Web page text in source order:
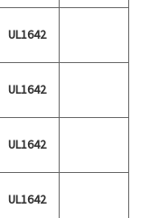
UL1642
UL1642
UL1642
UL1642